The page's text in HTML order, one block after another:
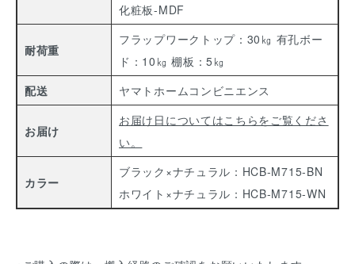
化粧板-MDF
耐荷重
フラップワークトップ：30㎏ 有孔ボー
ド：10㎏ 棚板：5㎏
配送
ヤマトホームコンビニエンス
お届け
お届け日についてはこちらをご覧くださ
い。
カラー
ブラック×ナチュラル：HCB-M715-BN
ホワイト×ナチュラル：HCB-M715-WN